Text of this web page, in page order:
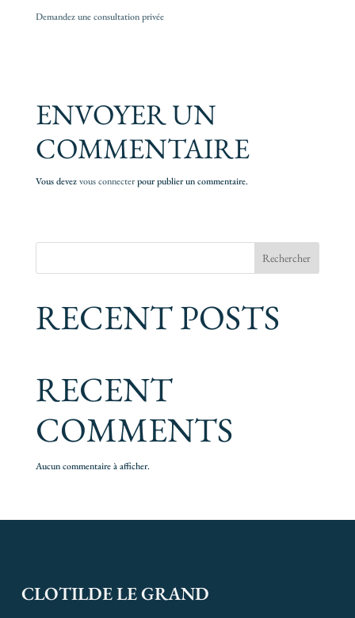
Demandez une consultation privée
ENVOYER UN
COMMENTAIRE
Vous devezvous connecterpour publier un commentaire.
Rechercher
RECENT POSTS
RECENT
COMMENTS
Aucun commentaire à afficher.
CLOTILDE LE GRAND